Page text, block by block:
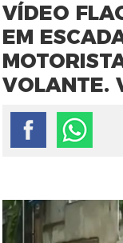
VÍDEO
EM
VOLANTE.